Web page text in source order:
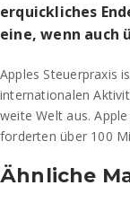
erquickliches
eine, wenn auch
Apples Steuerpraxis
internationalen
weite Welt aus.
forderten über 100
Ähnliche